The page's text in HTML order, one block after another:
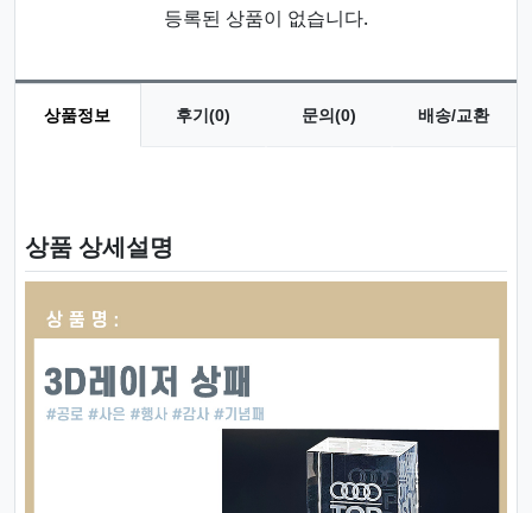
등록된 상품이 없습니다.
상품정보 후기(0) 문의(0) 배송/교환
상품 상세설명